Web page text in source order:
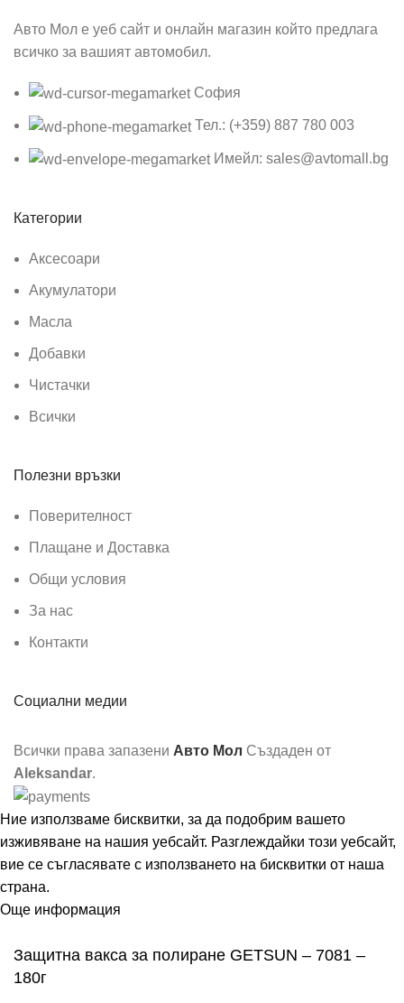
Авто Мол е уеб сайт и онлайн магазин който предлага
всичко за вашият автомобил.
София
Тел.: (+359) 887 780 003
Имейл: sales@avtomall.bg
Категории
Аксесоари
Акумулатори
Масла
Добавки
Чистачки
Всички
Полезни връзки
Поверителност
Плащане и Доставка
Общи условия
За нас
Контакти
Социални медии
Всички права запазени Авто Мол Създаден от
Aleksandar.
Ние използваме бисквитки, за да подобрим вашето
изживяване на нашия уебсайт. Разглеждайки този уебсайт,
вие се съгласявате с използването на бисквитки от наша
страна.
Още информация
Защитна вакса за полиране GETSUN – 7081 –
180г